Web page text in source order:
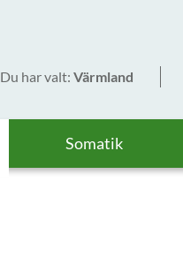
Du har valt: Värmland
Somatik